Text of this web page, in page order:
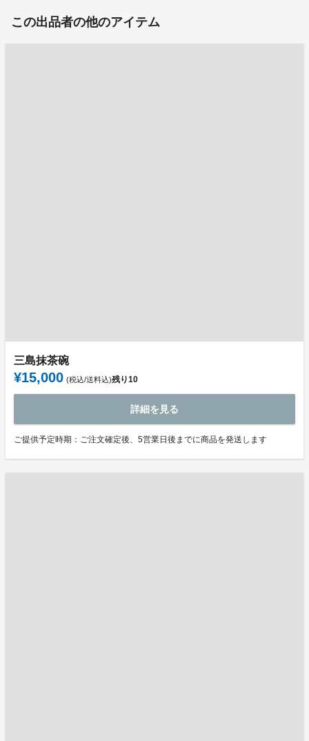
この出品者の他のアイテム
三島抹茶碗
¥15,000 (税込/送料込)残り10
詳細を見る
ご提供予定時期：ご注文確定後、5営業日後までに商品を発送します